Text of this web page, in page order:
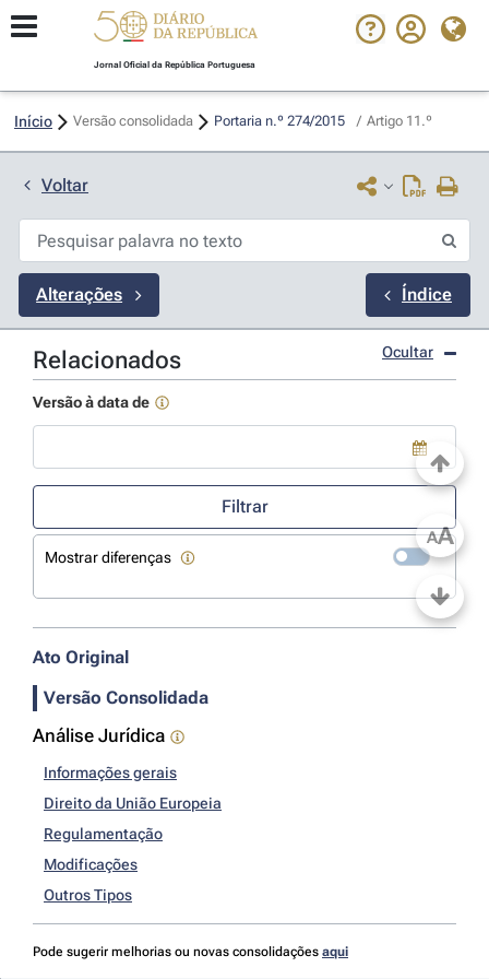
Jornal Oficial da República Portuguesa
Início Versão consolidada Portaria n.º 274/2015 / Artigo 11.º
Voltar
Alterações Índice
Relacionados Ocultar
Versão à data de
Use a tecla de seta para baixo para abrir o calendário; Use as
Filtrar
Mostrar diferenças
Ato Original
Versão Consolidada
Análise Jurídica
Informações gerais
Direito da União Europeia
Regulamentação
Modificações
Outros Tipos
Pode sugerir melhorias ou novas consolidações aqui
AA